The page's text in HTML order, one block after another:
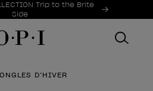
Trip to the Brite
Side
D’HIVER